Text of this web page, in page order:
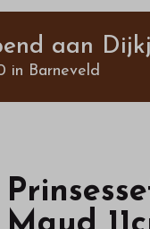
aan
in Barneveld